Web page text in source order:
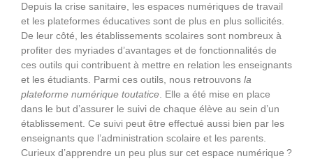
Depuis la crise sanitaire, les espaces numériques de travail
et les plateformes éducatives sont de plus en plus sollicités.
De leur côté, les établissements scolaires sont nombreux à
profiter des myriades d’avantages et de fonctionnalités de
ces outils qui contribuent à mettre en relation les enseignants
et les étudiants. Parmi ces outils, nous retrouvons la
plateforme numérique toutatice. Elle a été mise en place
dans le but d’assurer le suivi de chaque élève au sein d’un
établissement. Ce suivi peut être effectué aussi bien par les
enseignants que l’administration scolaire et les parents.
Curieux d’apprendre un peu plus sur cet espace numérique ?